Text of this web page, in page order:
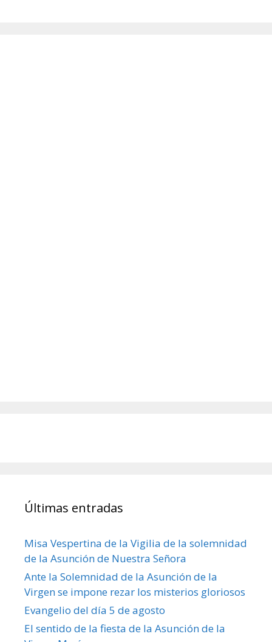
Últimas entradas
Misa Vespertina de la Vigilia de la solemnidad
de la Asunción de Nuestra Señora
Ante la Solemnidad de la Asunción de la
Virgen se impone rezar los misterios gloriosos
Evangelio del día 5 de agosto
El sentido de la fiesta de la Asunción de la